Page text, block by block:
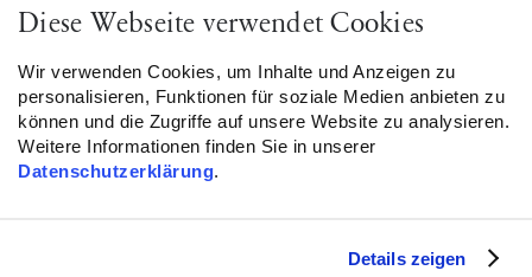
Diese Webseite verwendet Cookies
Wir verwenden Cookies, um Inhalte und Anzeigen zu
personalisieren, Funktionen für soziale Medien anbieten zu
können und die Zugriffe auf unsere Website zu analysieren.
Weitere Informationen finden Sie in unserer
Datenschutzerklärung
Details zeigen